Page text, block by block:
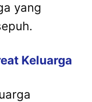
yang
Keluarga